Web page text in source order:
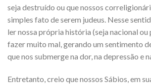
seja destruído ou que nossos
simples fato de serem judeus. Nesse
ler nossa própria história (seja nacional ou
fazer muito mal, gerando um sentimento
que nos submerge na dor, na depressão e
Entretanto, creio que nossos Sábios, em